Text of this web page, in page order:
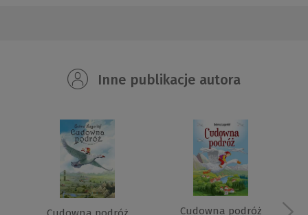
Inne publikacje autora
Cudowna podróż